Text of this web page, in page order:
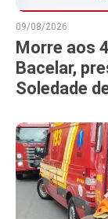
09/08/2026
Morre aos
Bacelar,
Soledade